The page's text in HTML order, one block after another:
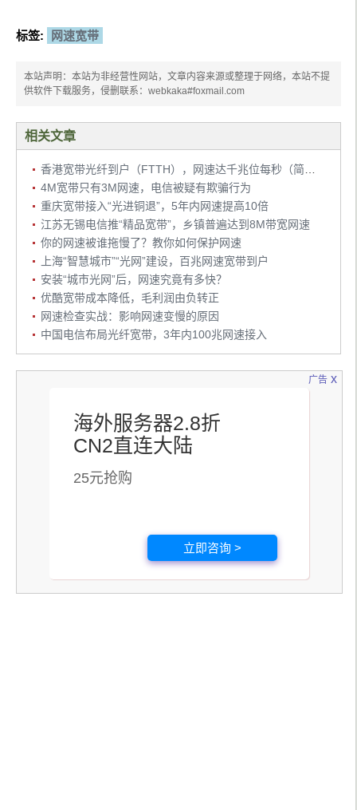
标签: 网速宽带
本站声明：本站为非经营性网站，文章内容来源或整理于网络，本站不提
供软件下载服务，侵删联系：webkaka#foxmail.com
相关文章
4M宽带只有3M网速，电信被疑有欺骗行为
重庆宽带接入“光进铜退”，5年内网速提高10倍
江苏无锡电信推“精品宽带”，乡镇普遍达到8M带宽网速
你的网速被谁拖慢了？教你如何保护网速
上海“智慧城市”“光网”建设，百兆网速宽带到户
安装“城市光网”后，网速究竟有多快？
优酷宽带成本降低，毛利润由负转正
网速检查实战：影响网速变慢的原因
中国电信布局光纤宽带，3年内100兆网速接入
广告
海外服务器2.8折
CN2直连大陆
25元抢购
立即咨询 >
x